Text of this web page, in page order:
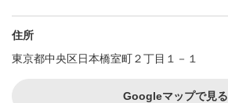
住所
東京都中央区日本橋室町２丁目１－１
Googleマップで見る